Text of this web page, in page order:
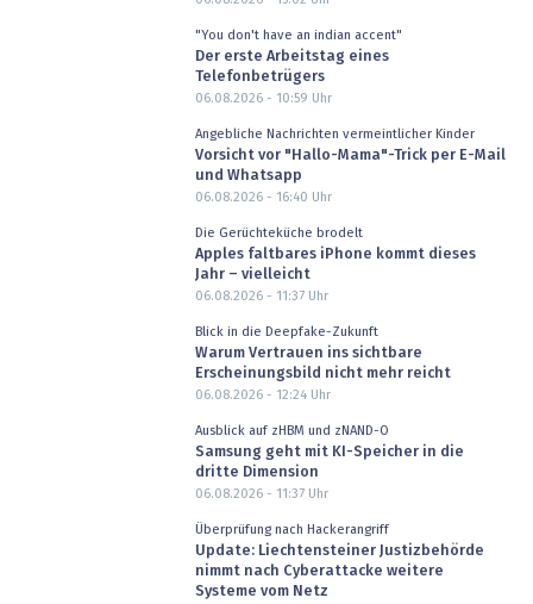
"You don't have an indian accent"
Der erste Arbeitstag eines
Telefonbetrügers
06.08.2026 - 10:59 Uhr
Angebliche Nachrichten vermeintlicher Kinder
Vorsicht vor "Hallo-Mama"-Trick per E-Mail
und Whatsapp
06.08.2026 - 16:40 Uhr
Die Gerüchteküche brodelt
Apples faltbares iPhone kommt dieses
Jahr – vielleicht
06.08.2026 - 11:37Uhr
Blick in die Deepfake-Zukunft
Warum Vertrauen ins sichtbare
Erscheinungsbild nicht mehr reicht
06.08.2026 - 12:24Uhr
Ausblick auf zHBM und zNAND-O
Samsung geht mit KI-Speicher in die
dritte Dimension
06.08.2026 - 11:37Uhr
Überprüfung nach Hackerangriff
Update: Liechtensteiner Justizbehörde
nimmt nach Cyberattacke weitere
Systeme vom Netz